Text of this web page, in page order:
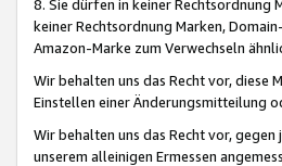
8. Sie dürfen in keiner Rechtsordnung
keiner Rechtsordnung Marken,
Amazon-Marke zum Verwechseln
Wir behalten uns das Recht vor, diese
Einstellen einer Änderungsmitteilung
Wir behalten uns das Recht vor,
unserem alleinigen Ermessen